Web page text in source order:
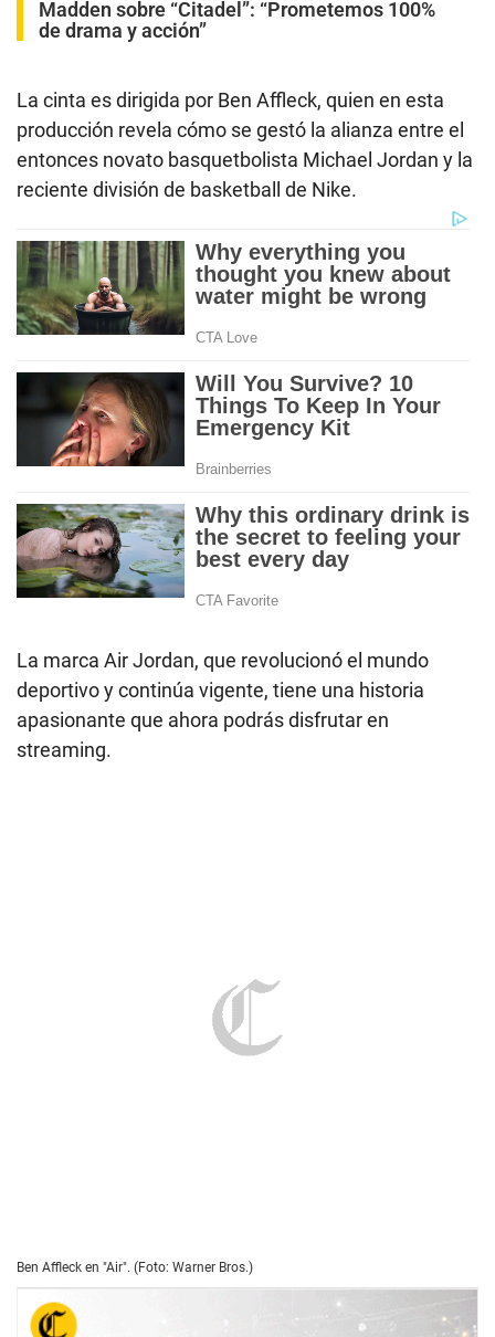
Madden sobre “Citadel”: “Prometemos 100%
de drama y acción”
La cinta es dirigida por Ben Affleck, quien en esta
producción revela cómo se gestó la alianza entre el
entonces novato basquetbolista Michael Jordan y la
reciente división de basketball de Nike.
La marca Air Jordan, que revolucionó el mundo
deportivo y continúa vigente, tiene una historia
apasionante que ahora podrás disfrutar en
streaming.
Ben Affleck en "Air". (Foto: Warner Bros.)